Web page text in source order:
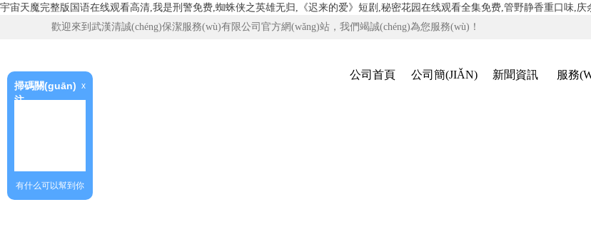
宇宙天魔完整版国语在线观看高清,我是刑警免费,蜘蛛侠之英雄无归,《迟来的爱》短剧,秘密花园在线观看全集免费,管野静香重口味,
掃碼關(guān)
注
x
有什么可以幫到你
歡迎來到武漢清誠(chéng)保潔服務(wù)有限公司官方網(wǎng)站，我們竭誠(chéng)為您服務(wù)！
公司首頁 公司簡(JIǍN) 新聞資訊 服務